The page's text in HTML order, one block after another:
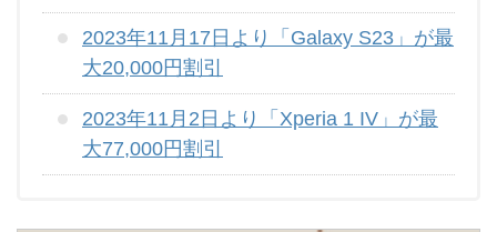
2023年11月17日より「Galaxy S23」が最
大20,000円割引
2023年11月2日より「Xperia 1 IV」が最
大77,000円割引